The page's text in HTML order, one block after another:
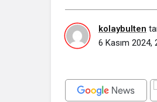
kolaybulten
6 Kasım 2024,